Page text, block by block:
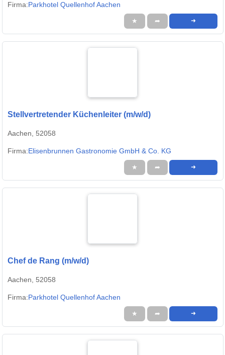
Firma:Parkhotel Quellenhof Aachen
★ ➦ ➜
Stellvertretender Küchenleiter (m/w/d)
Aachen, 52058
Firma:Elisenbrunnen Gastronomie GmbH & Co. KG
★ ➦ ➜
Chef de Rang (m/w/d)
Aachen, 52058
Firma:Parkhotel Quellenhof Aachen
★ ➦ ➜